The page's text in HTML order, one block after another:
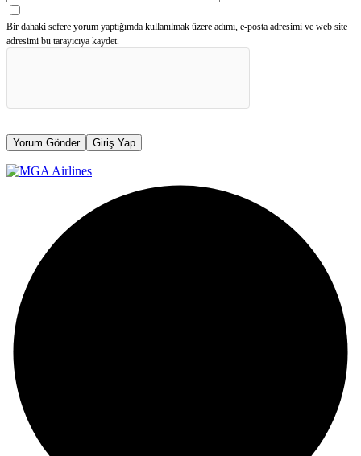
Bir dahaki sefere yorum yaptığımda kullanılmak üzere adımı, e-posta adresimi ve web site
adresimi bu tarayıcıya kaydet.
Yorum Gönder Giriş Yap